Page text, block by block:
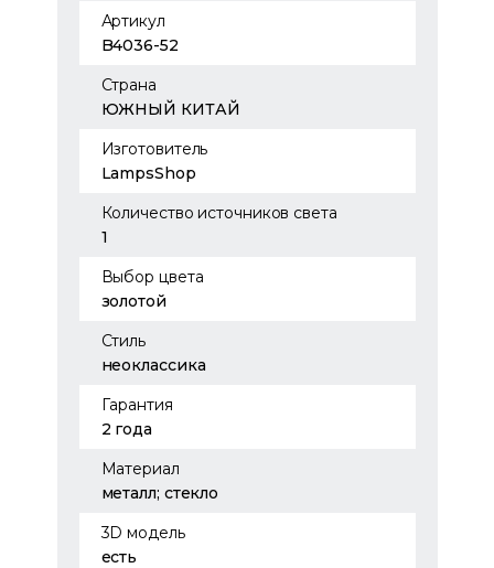
Артикул
B4036-52
Страна
ЮЖНЫЙ КИТАЙ
Изготовитель
LampsShop
Количество источников света
1
Выбор цвета
золотой
Стиль
неоклассика
Гарантия
2 года
Материал
металл; стекло
3D модель
есть